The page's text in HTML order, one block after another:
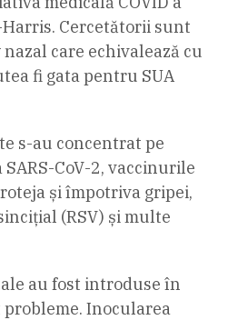
Cercetătorii sunt
care echivalează cu
fi gata pentru SUA
s-au concentrat pe
CoV-2, vaccinurile
și împotriva gripei,
(RSV) și multe
au fost introduse în
Inocularea